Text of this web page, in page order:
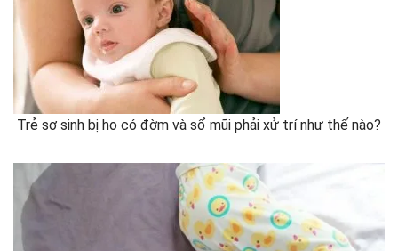
Trẻ sơ sinh bị ho có đờm và sổ mũi phải xử trí như thế nào?